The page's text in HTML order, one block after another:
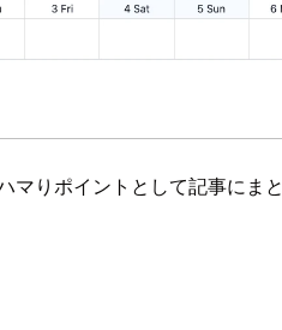
りポイントとして記事にまと